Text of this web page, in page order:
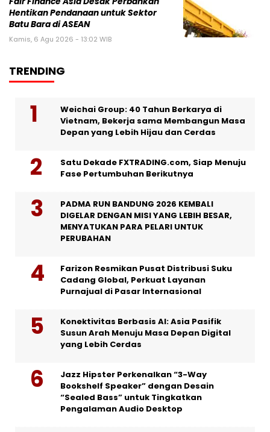
Hentikan Pendanaan untuk Sektor
Batu Bara di ASEAN
Kamis, 6 Agu 2026 - 13:02 WIB
TRENDING
Weichai Group: 40 Tahun Berkarya di
Vietnam, Bekerja sama Membangun Masa
Depan yang Lebih Hijau dan Cerdas
Satu Dekade FXTRADING.com, Siap Menuju
Fase Pertumbuhan Berikutnya
PADMA RUN BANDUNG 2026 KEMBALI
DIGELAR DENGAN MISI YANG LEBIH BESAR,
MENYATUKAN PARA PELARI UNTUK
PERUBAHAN
Farizon Resmikan Pusat Distribusi Suku
Cadang Global, Perkuat Layanan
Purnajual di Pasar Internasional
Konektivitas Berbasis AI: Asia Pasifik
Susun Arah Menuju Masa Depan Digital
yang Lebih Cerdas
Jazz Hipster Perkenalkan “3-Way
Bookshelf Speaker” dengan Desain
“Sealed Bass” untuk Tingkatkan
Pengalaman Audio Desktop